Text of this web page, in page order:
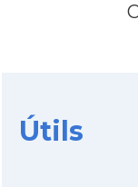
CAMON
Útils